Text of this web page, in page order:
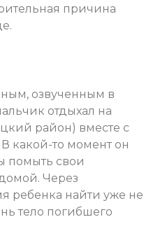
причина
озвученным в
отдыхал на
район) вместе с
какой-то момент он
помыть свои
Через
ребенка найти уже не
тело погибшего